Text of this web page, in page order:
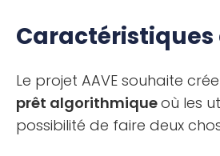
Caractéristiques
Le projet AAVE souhaite
prêt algorithmiqueoù les
possibilité de faire deux